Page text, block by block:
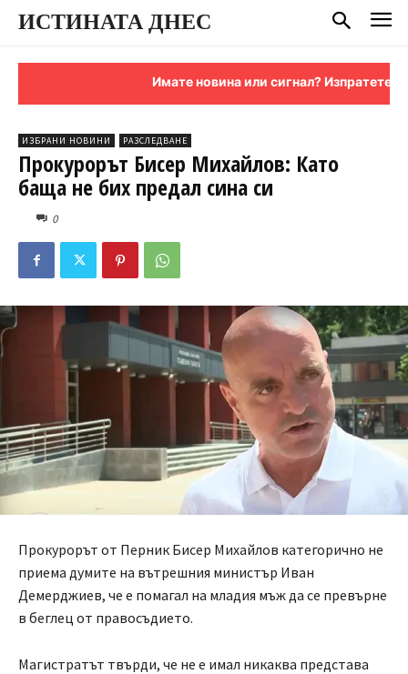
ИСТИНАТА ДНЕС
Имате новина или сигнал? Изпратете ни я
ИЗБРАНИ НОВИНИ РАЗСЛЕДВАНЕ
Прокурорът Бисер Михайлов: Като
баща не бих предал сина си
0
Прокурорът от Перник Бисер Михайлов категорично не
приема думите на вътрешния министър Иван
Демерджиев, че е помагал на младия мъж да се превърне
в беглец от правосъдието.
Магистратът твърди, че не е имал никаква представа